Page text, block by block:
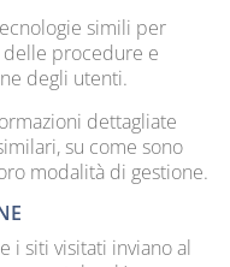
simili per
procedure e
degli utenti.
dettagliate
su come sono
modalità di gestione.
i siti visitati inviano al